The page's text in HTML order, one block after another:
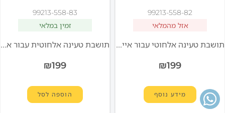
99213-558-82
אזל מהמלאי
תושבת טעינה אלחוטי עבור אייפון MQiWM705 MIRACASE
₪199
מידע נוסף
99213-558-83
זמין במלאי
תושבת טעינה אלחוטית עבור אייפון MQiWM805 MIRACASE
₪199
הוספה לסל